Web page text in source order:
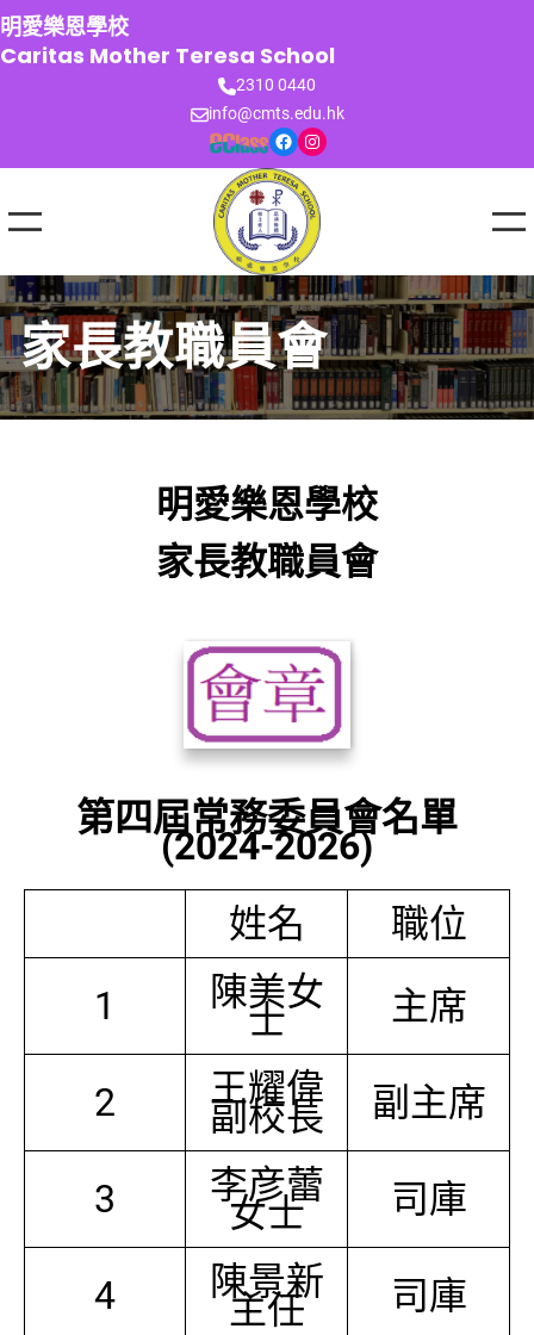
跳
至
主
明愛樂恩學校
Caritas Mother Teresa School
2310 0440
info@cmts.edu.hk
Facebook Instagram
家長教職員會
明愛樂恩學校
家長教職員會
第四屆常務委員會名單
(2024-2026)
姓名
職位
1
陳美女
士 主席
2 王耀偉
副校長 副主席
3 李彦蕾
女士 司庫
4 陳景新
主任 司庫